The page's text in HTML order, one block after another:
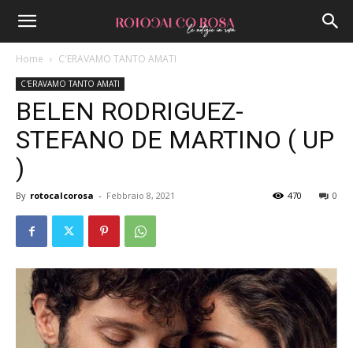
Home C'ERAVAMO TANTO AMATI
C'ERAVAMO TANTO AMATI
BELEN RODRIGUEZ-
STEFANO DE MARTINO ( UP
)
By rotocalcorosa - Febbraio 8, 2021 0
470